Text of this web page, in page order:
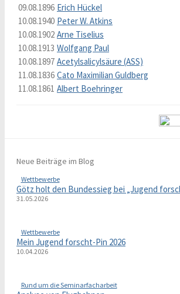
09.08.1896 Erich Hückel
10.08.1940 Peter W. Atkins
10.08.1902 Arne Tiselius
10.08.1913 Wolfgang Paul
10.08.1897 Acetylsalicylsäure (ASS)
11.08.1836 Cato Maximilian Guldberg
11.08.1861 Albert Boehringer
Neue Beiträge im Blog
Wettbewerbe
Götz holt den Bundessieg bei „Jugend
31.05.2026
Wettbewerbe
Mein Jugend forscht-Pin 2026
10.04.2026
Rund um die Seminarfacharbeit